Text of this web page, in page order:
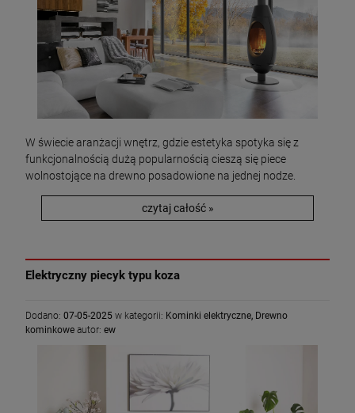
W świecie aranżacji wnętrz, gdzie estetyka spotyka się z
funkcjonalnością dużą popularnością cieszą się piece
wolnostojące na drewno posadowione na jednej nodze.
czytaj całość »
Elektryczny piecyk typu koza
Dodano: 07-05-2025 w kategorii: Kominki elektryczne, Drewno
kominkowe autor: ew